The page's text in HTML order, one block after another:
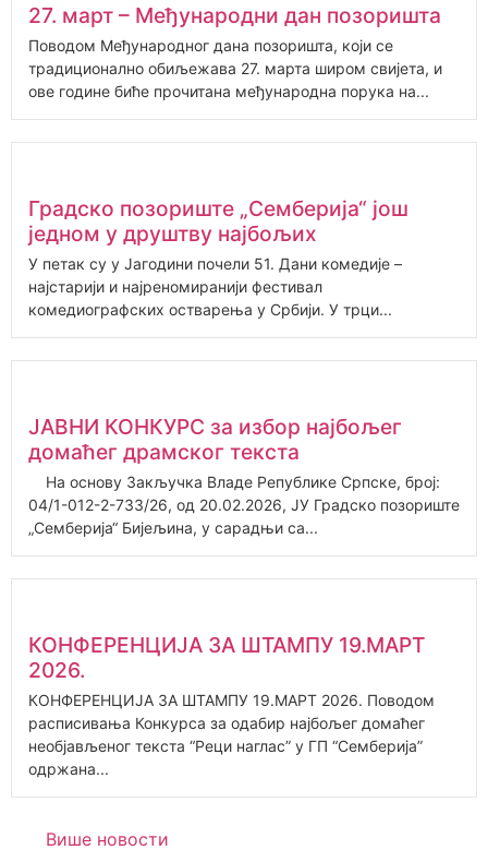
27. март – Међународни дан позоришта
Поводом Међународног дана позоришта, који се
традиционално обиљежава 27. марта широм свијета, и
ове године биће прочитана међународна порука на...
Градско позориште „Семберија“ још
једном у друштву најбољих
У петак су у Јагодини почели 51. Дани комедије –
најстарији и најреномиранији фестивал
комедиографских остварења у Србији. У трци...
ЈАВНИ КОНКУРС за избор најбољег
домаћег драмског текста
На основу Закључка Владе Републике Српске, број:
04/1-012-2-733/26, од 20.02.2026, ЈУ Градско позориште
„Семберија“ Бијељина, у сарадњи са...
КОНФЕРЕНЦИЈА ЗА ШТАМПУ 19.МАРТ
2026.
КОНФЕРЕНЦИЈА ЗА ШТАМПУ 19.МАРТ 2026. Поводом
расписивања Конкурса за одабир најбољег домаћег
необјављеног текста “Реци наглас” у ГП “Сембeрија”
одржана...
Више новости